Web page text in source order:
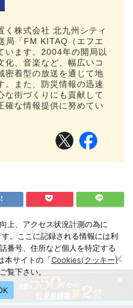
く株式会社 北九州シティ
局「FM KITAQ（エフエ
います。2004年の開局以
化、音楽など、幅広いコ
密着型の放送を通じて地
。また、防災情報の迅速
な街づくりにも貢献して
確な情報提供に努めてい
ラマの無料動画
め
上、アクセス状況計測の為に
。ここに記録される情報には利
番号、住所など個人を特定する
本サイトの「Cookies(クッキー)
覧下さい。